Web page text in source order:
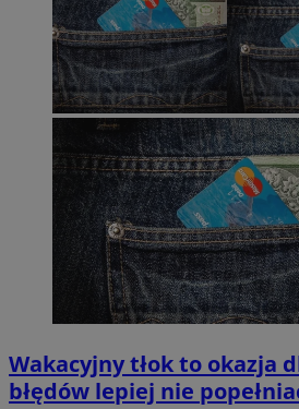
Wakacyjny tłok to okazja
błędów lepiej nie